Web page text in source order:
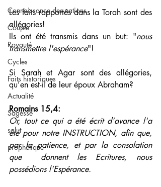
Connaissance des nations
Couple
Royauté
Cycles
Faits historiques
Actualité
Sagesse
salut
prophétique
Les faits rapportés dans la Torah sont des
allégories!
Ils ont été transmis dans un but: "nous
transmettre l'espérance"!
Si Sarah et Agar sont des allégories,
qu'en est-il de leur époux Abraham?
Romains 15,4:
Or, tout ce qui a été écrit d'avance l'a
été pour notre INSTRUCTION, afin que,
par la patience, et par la consolation
que  donnent les Ecritures, nous
possédions l'Espérance.